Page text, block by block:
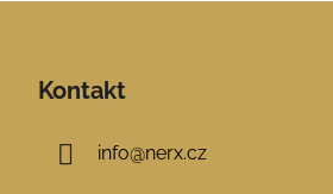
Kontakt
info@nerx.cz